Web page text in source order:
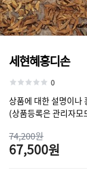
세현혜홍디손
0
상품에 대한 설명이나
(상품등록은 관리자
74,200원
67,500원